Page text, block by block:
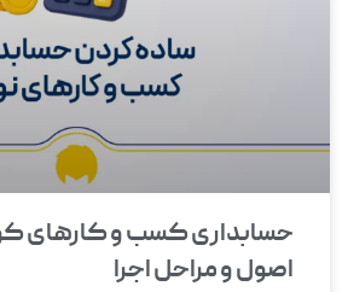
حسابداری کسب و کارهای
اصول و مراحل اجرا